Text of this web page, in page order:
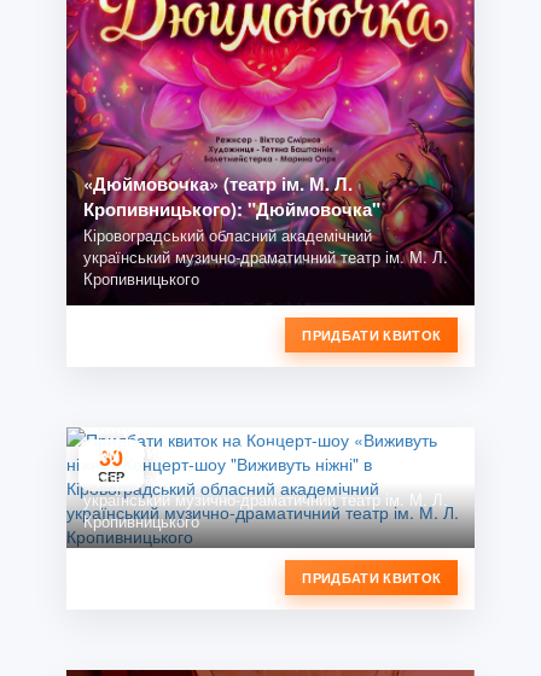
«Дюймовочка» (театр ім. М. Л.
Кропивницького): "Дюймовочка"
Кіровоградський обласний академічний
український музично-драматичний театр ім. М. Л.
Кропивницького
ПРИДБАТИ КВИТОК
30
СЕР
Концерт-шоу «Виживуть ніжні»: Концерт-
шоу "Виживуть ніжні"
Кіровоградський обласний академічний
український музично-драматичний театр ім. М. Л.
Кропивницького
ПРИДБАТИ КВИТОК